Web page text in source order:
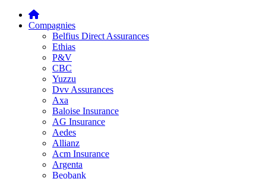
Compagnies
Belfius Direct Assurances
Ethias
P&V
CBC
Yuzzu
Dvv Assurances
Axa
Baloise Insurance
AG Insurance
Aedes
Allianz
Acm Insurance
Argenta
Beobank